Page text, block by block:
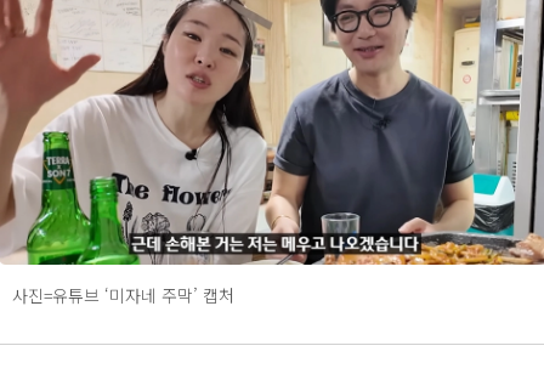
사진=유튜브 ‘미자네 주막’ 캡처